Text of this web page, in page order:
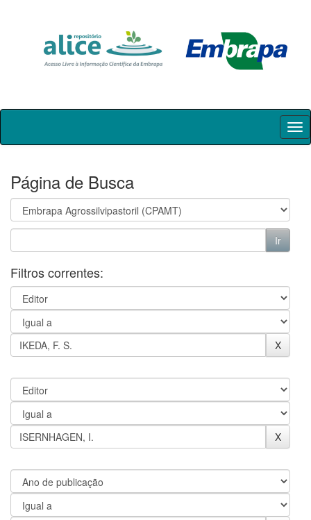
Skip
Página de Busca
Filtros correntes: